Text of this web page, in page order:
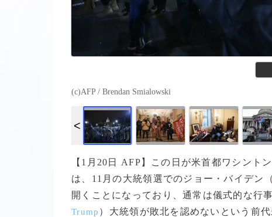
(c)AFP / Brendan Smialowski
【1月20日 AFP】この日が米首都ワシント
は、11月の大統領選でのジョー・バイデン（
開くことになっており、通常は儀式的な行
Trump ）大統領が敗北を認めないという前